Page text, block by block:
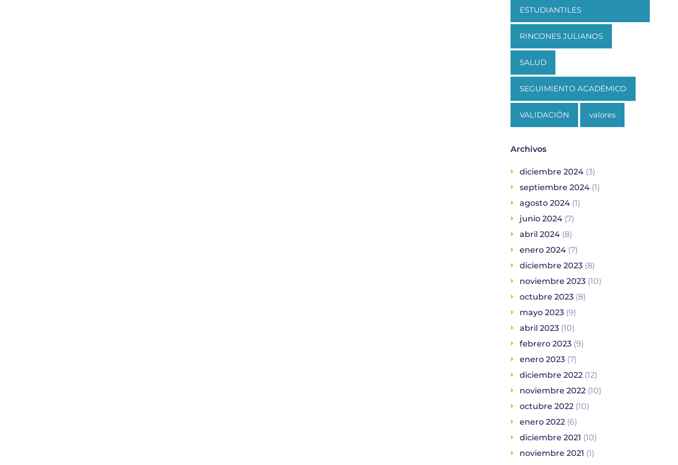
ESTUDIANTILES
RINCONES JULIANOS
SALUD
SEGUIMIENTO ACADÉMICO
VALIDACIÓN valores
Archivos
diciembre 2024 (3)
septiembre 2024 (1)
agosto 2024 (1)
junio 2024 (7)
abril 2024 (8)
enero 2024 (7)
diciembre 2023 (8)
noviembre 2023 (10)
octubre 2023 (8)
mayo 2023 (9)
abril 2023 (10)
febrero 2023 (9)
enero 2023 (7)
diciembre 2022 (12)
noviembre 2022 (10)
octubre 2022 (10)
enero 2022 (6)
diciembre 2021 (10)
noviembre 2021 (1)